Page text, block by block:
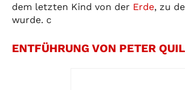
dem letzten Kind von der Erde, zu
wurde. c
ENTFÜHRUNG VON PETER